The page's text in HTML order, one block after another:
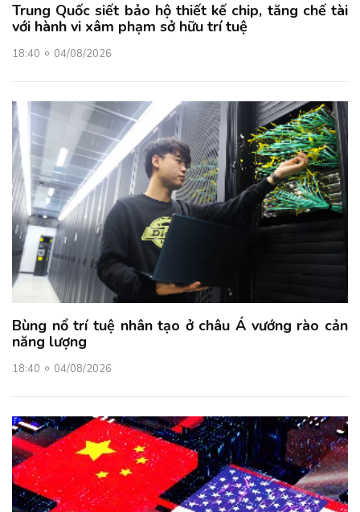
Trung Quốc siết bảo hộ thiết kế chip, tăng chế tài
với hành vi xâm phạm sở hữu trí tuệ
18:40 04/08/2026
Bùng nổ trí tuệ nhân tạo ở châu Á vướng rào cản
năng lượng
18:40 04/08/2026